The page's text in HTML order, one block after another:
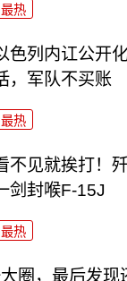
最热
色列内讧公开
，军队不买账
最热
不见就挨打！
剑封喉F-15J
最热
圈，最后发现